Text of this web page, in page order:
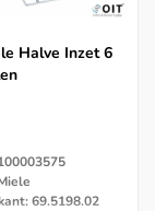
Halve Inzet 6
69.5198.02